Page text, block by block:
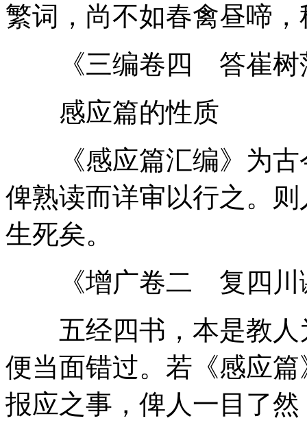
繁词，尚不如春禽昼啼
《三编卷四 答崔树
感应篇的性质
《感应篇汇编》为古
俾熟读而详审以行之。
生死矣。
《增广卷二 复四川
五经四书，本是教人
便当面错过。若《感应
报应之事，俾人一目了